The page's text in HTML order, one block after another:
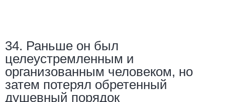
34. Раньше он был
целеустремленным и
организованным человеком, но
затем потерял обретенный
душевный порядок